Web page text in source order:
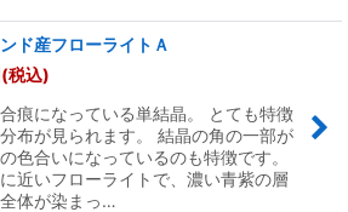
ド産フローライトＡ
(税込)
痕になっている単結晶。 とても特徴
布が見られます。 結晶の角の一部が
色合いになっているのも特徴です。
近いフローライトで、濃い青紫の層
体が染まっ…